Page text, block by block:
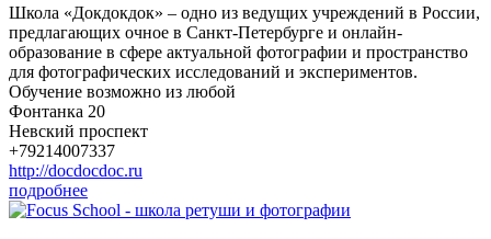
Школа «Докдокдок» – одно из ведущих учреждений в России,
предлагающих очное в Санкт-Петербурге и онлайн-
образование в сфере актуальной фотографии и пространство
для фотографических исследований и экспериментов.
Обучение возможно из любой
Фонтанка 20
Невский проспект
+79214007337
http://docdocdoc.ru
подробнее